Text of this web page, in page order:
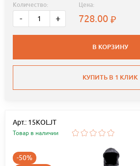
Количество:
- +
Цена:
728.00
В КОРЗИНУ
КУПИТЬ В 1 КЛИК
Арт.: 15KOLJT
Товар в наличии
-50%